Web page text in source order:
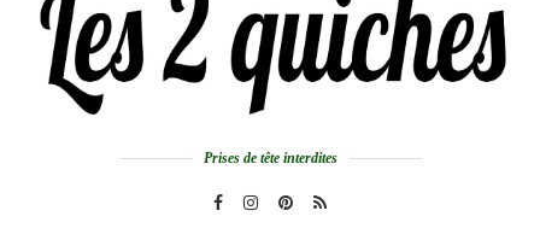
Prises de tête interdites